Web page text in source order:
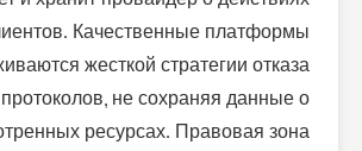
Качественные платформы
жесткой стратегии отказа
протоколов, не сохраняя данные о
ресурсах. Правовая зона